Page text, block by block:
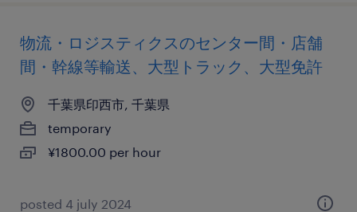
物流・ロジスティクスのセンター間・店舗
間・幹線等輸送、大型トラック、大型免許
千葉県印西市, 千葉県
temporary
¥1800.00 per hour
posted 4 july 2024